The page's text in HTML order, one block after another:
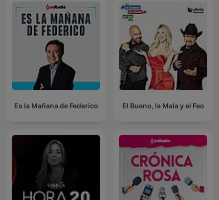
Es la Mañana de Federico El Bueno, la Mala y el Feo